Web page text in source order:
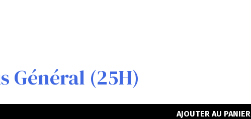
Général (25H)
AJOUTER AU PANIER